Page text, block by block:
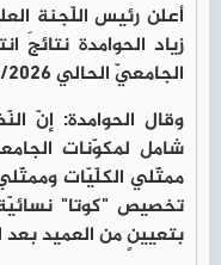
أعلن رئيس اللّجنة
زياد الحوامدة نتائجَ
الجامعيّ الحالي 2025/2026.
وقال الحوامدة: إنّ
شامل لمكوّنات
ممثّلي الكلّيّات
تخصيص "كوتا"
بتعيينٍ من العميد